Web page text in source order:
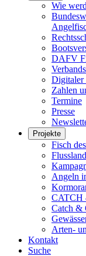
Wie
DAFV
Digitaler
Zahlen
Termine
Presse
Projekte
Fisch
Angeln
Catch &
Arten-
Kontakt
Suche